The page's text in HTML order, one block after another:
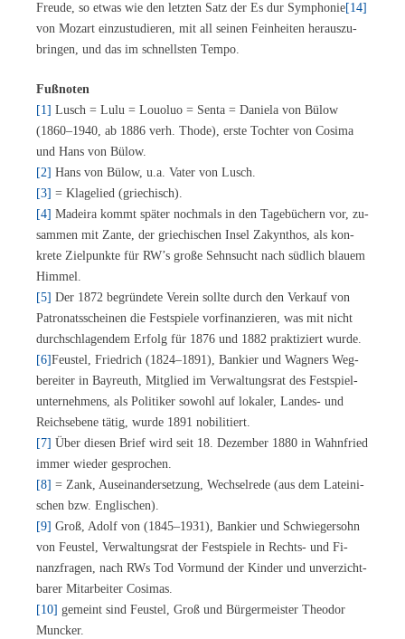
Freu­de, so et­was wie den letz­ten Satz der Es dur Sym­pho­nie[14]
von Mo­zart ein­zu­stu­die­ren, mit all sei­nen Fein­hei­ten her­aus­zu­
brin­gen, und das im schnells­ten Tempo.
Fuß­no­ten
[1] Lusch = Lulu = Louo­luo = Sen­ta = Da­nie­la von Bülow
(1860–1940, ab 1886 verh. Tho­de), ers­te Toch­ter von Co­si­ma
und Hans von Bülow.
[2] Hans von Bülow, u.a. Va­ter von Lusch.
[3] = Kla­ge­lied (grie­chisch).
[4] Ma­dei­ra kommt spä­ter noch­mals in den Ta­ge­bü­chern vor, zu­
sam­men mit Zan­te, der grie­chi­schen In­sel Zakyn­thos, als kon­
kre­te Ziel­punk­te für RW’s gro­ße Sehn­sucht nach süd­lich blau­em
Himmel.
[5] Der 1872 be­grün­de­te Ver­ein soll­te durch den Ver­kauf von
Pa­tro­nats­schei­nen die Fest­spie­le vor­fi­nan­zie­ren, was mit nicht
durch­schla­gen­dem Er­folg für 1876 und 1882 prak­ti­ziert wurde.
[6]Feus­tel, Fried­rich (1824–1891), Ban­kier und Wag­ners Weg­
be­rei­ter in Bay­reuth, Mit­glied im Ver­wal­tungs­rat des Fest­spiel­
un­ter­neh­mens, als Po­li­ti­ker so­wohl auf lo­ka­ler, Lan­des- und
Reichs­ebe­ne tä­tig, wur­de 1891 nobilitiert.
[7] Über die­sen Brief wird seit 18. De­zem­ber 1880 in Wahn­fried
im­mer wie­der gesprochen.
[8] = Zank, Aus­ein­an­der­set­zung, Wech­sel­re­de (aus dem La­tei­ni­
schen bzw. Englischen).
[9] Groß, Adolf von (1845–1931), Ban­kier und Schwie­ger­sohn
von Feus­tel, Ver­wal­tungs­rat der Fest­spie­le in Rechts- und Fi­
nanz­fra­gen, nach RWs Tod Vor­mund der Kin­der und un­ver­zicht­
ba­rer Mit­ar­bei­ter Cosimas.
[10] ge­meint sind Feus­tel, Groß und Bür­ger­meis­ter Theo­dor
Muncker.